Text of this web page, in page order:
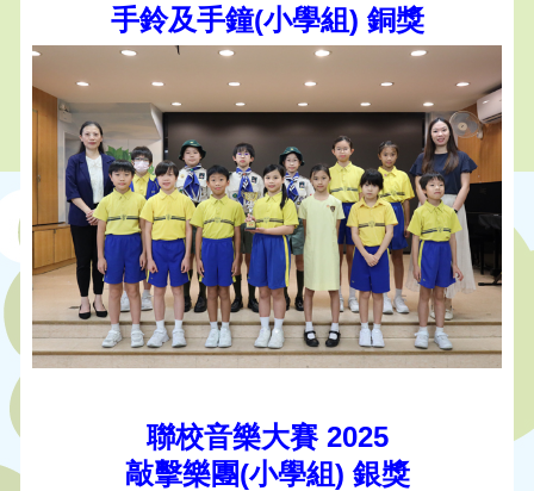
手鈴及手鐘(小學組) 銅獎
聯校音樂大賽 2025
敲擊樂團(小學組) 銀獎